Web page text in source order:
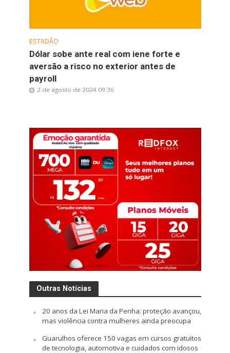
ESTADÃO
Dólar sobe ante real com iene forte e
aversão a risco no exterior antes de
payroll
2 de agosto de 2024 09:36
Outras Notícias
20 anos da Lei Maria da Penha: proteção avançou,
mas violência contra mulheres ainda preocupa
Guarulhos oferece 150 vagas em cursos gratuitos
de tecnologia, automotiva e cuidados com idosos